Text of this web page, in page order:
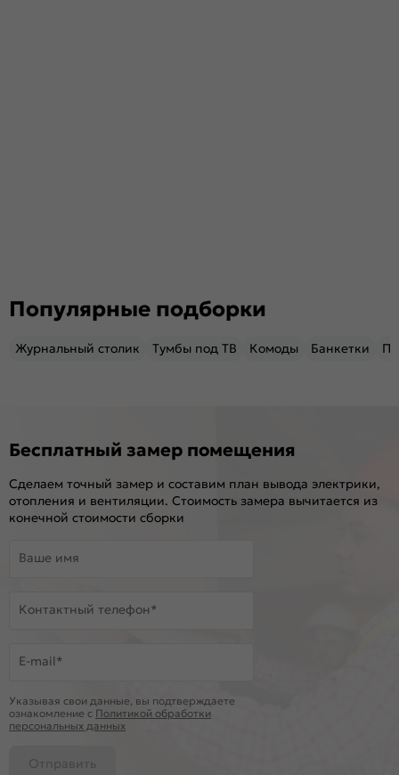
Популярные подборки
Журнальный столик Тумбы под ТВ Комоды Банкетки
Бесплатный замер помещения
Сделаем точный замер и составим план вывода электрики,
отопления и вентиляции. Стоимость замера вычитается из
конечной стоимости сборки
Ваше имя
Контактный телефон*
E-mail*
Указывая свои данные, вы подтверждаете
ознакомление c Политикой обработки
персональных данных
Отправить